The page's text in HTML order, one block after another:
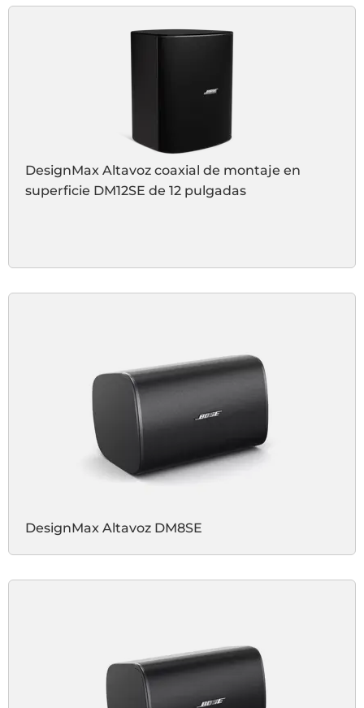
DesignMax Altavoz coaxial de montaje en
superficie DM12SE de 12 pulgadas
DesignMax Altavoz DM8SE